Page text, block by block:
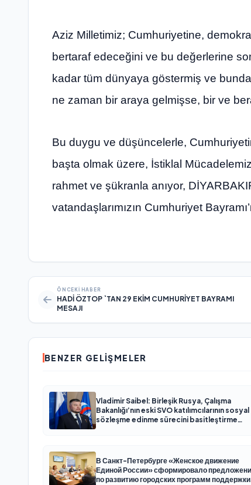
Aziz Milletimiz; Cumhuriyetine,
bertaraf edeceğini ve bu değerlerine
kadar tüm dünyaya göstermiş ve
ne zaman bir araya gelmişse, bir ve
Bu duygu ve düşüncelerle,
başta olmak üzere, İstiklal
rahmet ve şükranla anıyor,
vatandaşlarımızın Cumhuriyet
ÖNCEKI HABER
HADİ ÖZTOP `TAN 29 EKİM CUMHURİYET BAYRAMI
MESAJI
BENZER GELIŞMELER
Vladimir Saibel: Birleşik Rusya, Çalışma
Bakanlığı’nın eski SVO katılımcılarının sosyal
sözleşme edinme sürecini basitleştirme
В Санкт-Петербурге «Женское движение
Единой России» сформировало
по развитию городских программ поддержки